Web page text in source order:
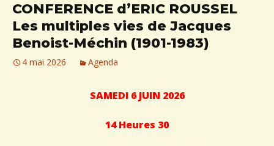
CONFERENCE d’ERIC ROUSSEL
Les multiples vies de Jacques
Benoist-Méchin (1901-1983)
4 mai 2026 Agenda
SAMEDI 6 JUIN 2026
14 Heures 30